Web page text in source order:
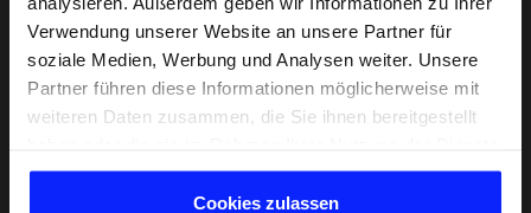
Verwendung unserer Website an unsere Partner für
soziale Medien, Werbung und Analysen weiter. Unsere
Partner führen diese Informationen möglicherweise mit
weiteren Daten zusammen, die Sie ihnen bereitgestellt
gesammelt haben.
Cookies zulassen